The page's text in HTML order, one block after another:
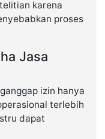
karena
proses
Jasa
izin hanya
terlebih
dapat